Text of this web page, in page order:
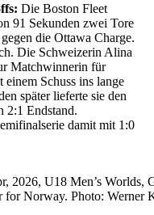
Die Boston Fleet
91 Sekunden zwei Tore
die Ottawa Charge.
Die Schweizerin Alina
Matchwinnerin für
Schuss ins lange
später lieferte sie den
2:1 Endstand.
damit mit 1:0
U18 Men’s Worlds,
for Norway. Photo: Werner